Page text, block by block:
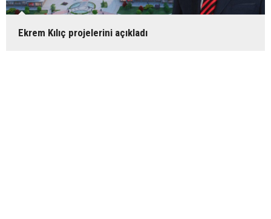
Ekrem Kılıç projelerini açıkladı